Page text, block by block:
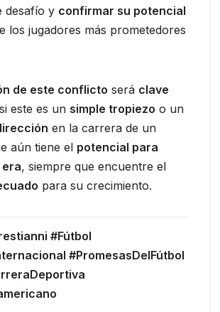
desafío y confirmar su potencial
los jugadores más prometedores
de este conflicto será clave
este es un simple tropiezo o un
en la carrera de un
aún tiene el potencial para
, siempre que encuentre el
para su crecimiento.
#Fútbol
#PromesasDelFútbol